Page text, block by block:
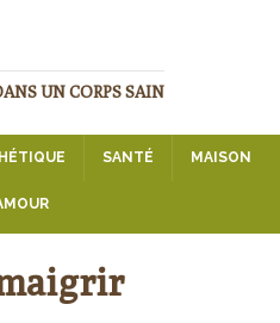
UN CORPS SAIN
SANTÉ MAISON